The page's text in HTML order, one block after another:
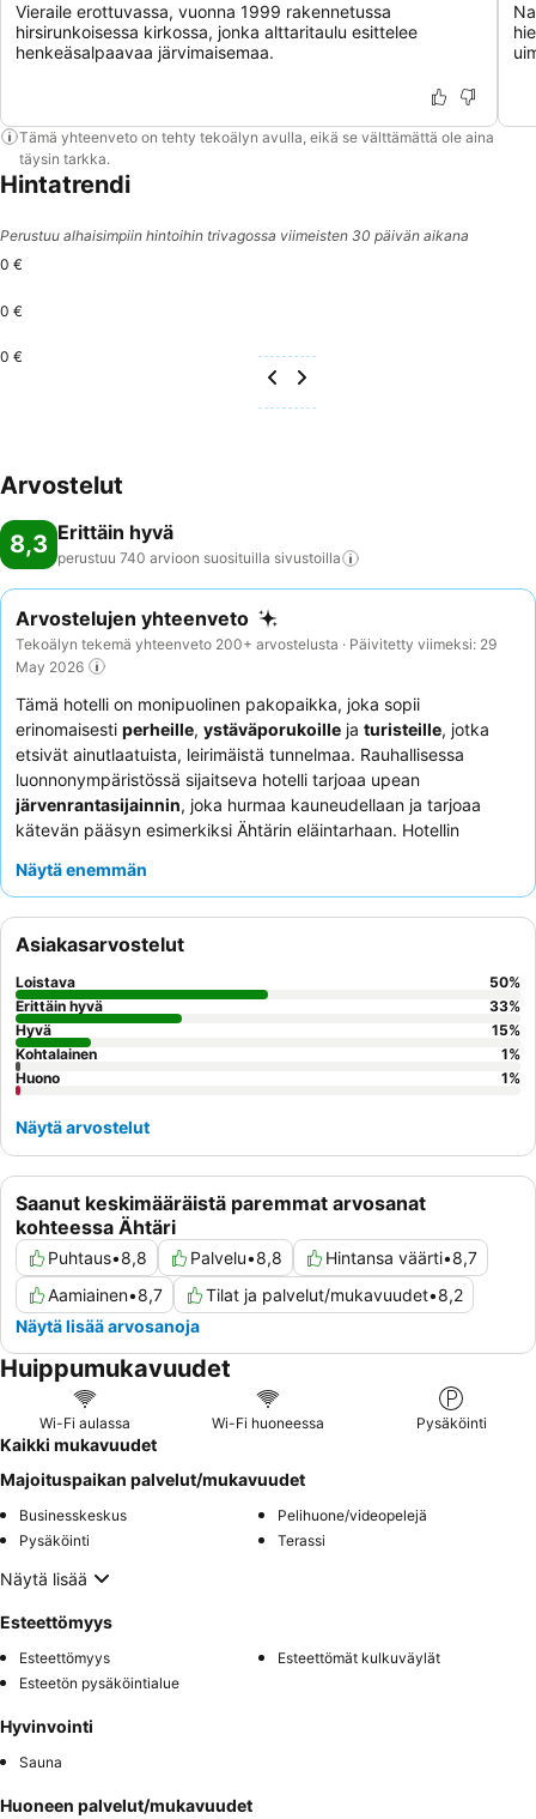
Vieraile erottuvassa, vuonna 1999 rakennetussa
hirsirunkoisessa kirkossa, jonka alttaritaulu esittelee
henkeäsalpaavaa järvimaisemaa.
Tämä yhteenveto on tehty tekoälyn avulla, eikä se välttämättä ole aina
täysin tarkka.
Hintatrendi
Perustuu alhaisimpiin hintoihin trivagossa viimeisten 30 päivän aikana
0 €
0 €
0 €
Arvostelut
8,3 Erittäin hyvä
perustuu 740 arvioon suosituilla sivustoilla
Arvostelujen yhteenveto
Tekoälyn tekemä yhteenveto 200+ arvostelusta · Päivitetty viimeksi: 29
May 2026
Tämä hotelli on monipuolinen pakopaikka, joka sopii
erinomaisesti perheille, ystäväporukoille ja turisteille, jotka
etsivät ainutlaatuista, leirimäistä tunnelmaa. Rauhallisessa
luonnonympäristössä sijaitseva hotelli tarjoaa upean
järvenrantasijainnin, joka hurmaa kauneudellaan ja tarjoaa
kätevän pääsyn esimerkiksi Ähtärin eläintarhaan. Hotellin
lasten leikkipaikka
henkilökuntaa
ruokailumahdollisuuksia. Todella rentouttavan kokemuksen
takaamiseksi harkitse mökin varaamista
Näytä enemmän
Saanut keskimääräistä paremmat arvosanat
kohteessa Ähtäri
Puhtaus•8,8 Palvelu•8,8 Hintansa väärti•8,7
Aamiainen•8,7 Tilat ja palvelut/mukavuudet•8,2
Näytä lisää arvosanoja
Asiakasarvostelut
Loistava 50%
Erittäin hyvä
33%
Hyvä
15%
Kohtalainen
1%
Huono
1%
Näytä arvostelut
Huippumukavuudet
Wi-Fi aulassa Wi-Fi huoneessa Pysäköinti
Kaikki mukavuudet
Majoituspaikan palvelut/mukavuudet
Businesskeskus
Pelihuone/videopelejä
Pysäköinti
Terassi
Näytä lisää
Esteettömyys
Esteettömyys
Esteettömät kulkuväylät
Esteetön pysäköintialue
Hyvinvointi
Sauna
Huoneen palvelut/mukavuudet